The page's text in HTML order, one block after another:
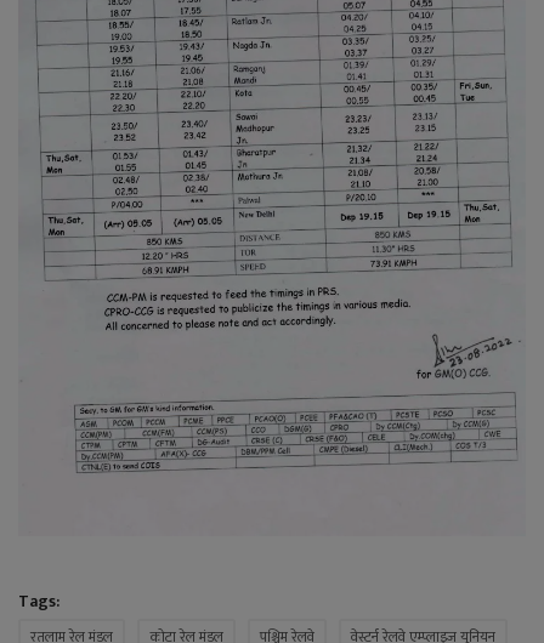
Tags:
रतलाम रेल मंडल कोटा रेल मंडल पश्चिम रेलवे वेस्टर्न रेलवे एम्प्लाइज यूनियन